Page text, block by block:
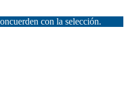
con la selección.